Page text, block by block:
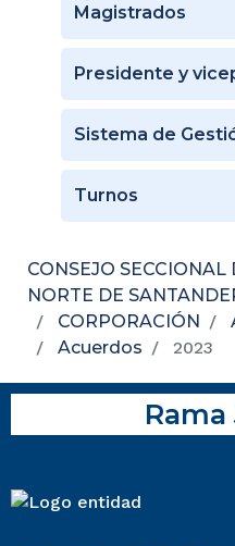
Magistrados
Presidente y
Sistema de
Turnos
CONSEJO
NORTE DE
CORPORACIÓN
Acuerdos
2023